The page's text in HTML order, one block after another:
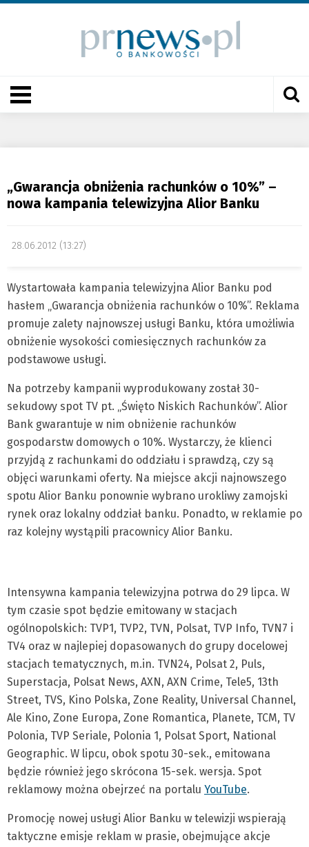
„Gwarancja obniżenia rachunków o 10%” –
nowa kampania telewizyjna Alior Banku
28.06.2012 (13:27)
Wystartowała kampania telewizyjna Alior Banku pod
hasłem „Gwarancja obniżenia rachunków o 10%”. Reklama
promuje zalety najnowszej usługi Banku, która umożliwia
obniżenie wysokości comiesięcznych rachunków za
podstawowe usługi.
Na potrzeby kampanii wyprodukowany został 30-
sekudowy spot TV pt. „Święto Niskich Rachunków”. Alior
Bank gwarantuje w nim obniżenie rachunków
gospodarstw domowych o 10%. Wystarczy, że klienci
przyjdą z rachunkami do oddziału i sprawdzą, czy są
objęci warunkami oferty. Na miejsce akcji najnowszego
spotu Alior Banku ponownie wybrano urokliwy zamojski
rynek oraz lokalny oddział banku. Ponadto, w reklamie po
raz kolejny wystąpili pracownicy Alior Banku.
Intensywna kampania telewizyjna potrwa do 29 lipca. W
tym czasie spot będzie emitowany w stacjach
ogólnopolskich: TVP1, TVP2, TVN, Polsat, TVP Info, TVN7 i
TV4 oraz w najlepiej dopasowanych do grupy docelowej
stacjach tematycznych, m.in. TVN24, Polsat 2, Puls,
Superstacja, Polsat News, AXN, AXN Crime, Tele5, 13th
Street, TVS, Kino Polska, Zone Reality, Universal Channel,
Ale Kino, Zone Europa, Zone Romantica, Planete, TCM, TV
Polonia, TVP Seriale, Polonia 1, Polsat Sport, National
Geographic. W lipcu, obok spotu 30-sek., emitowana
będzie również jego skrócona 15-sek. wersja. Spot
reklamowy można obejrzeć na portalu YouTube.
Promocję nowej usługi Alior Banku w telewizji wspierają
taktyczne emisje reklam w prasie, obejmujące akcje